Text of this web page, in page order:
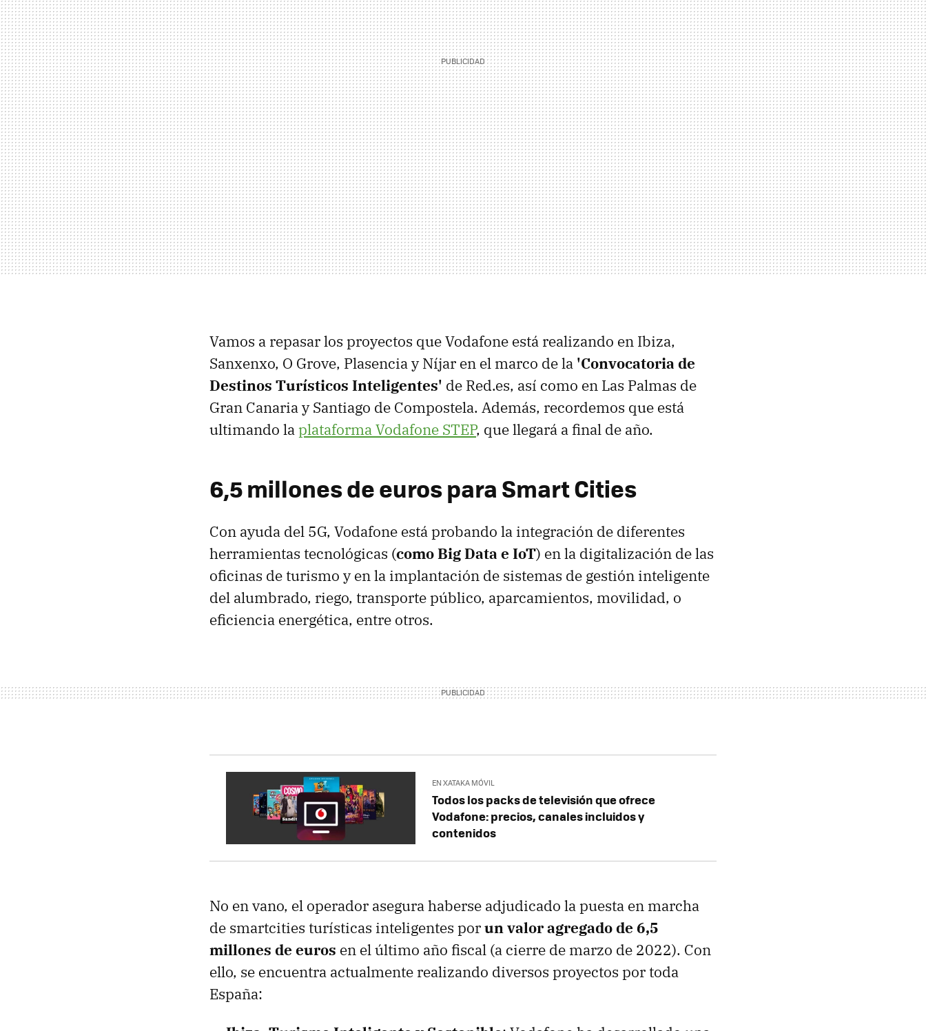
Vamos a repasar los proyectos que Vodafone está realizando en Ibiza,
Sanxenxo, O Grove, Plasencia y Níjar en el marco de la 'Convocatoria de
Destinos Turísticos Inteligentes' de Red.es, así como en Las Palmas de
Gran Canaria y Santiago de Compostela. Además, recordemos que está
ultimando laplataforma Vodafone STEP, que llegará a final de año.
6,5 millones de euros para Smart Cities
Con ayuda del 5G, Vodafone está probando la integración de diferentes
herramientas tecnológicas (como Big Data e IoT) en la digitalización de las
oficinas de turismo y en la implantación de sistemas de gestión inteligente
del alumbrado, riego, transporte público, aparcamientos, movilidad, o
eficiencia energética, entre otros.
EN XATAKA MÓVIL
Todos los packs de televisión que ofrece
Vodafone: precios, canales incluidos y
contenidos
No en vano, el operador asegura haberse adjudicado la puesta en marcha
de smartcities turísticas inteligentes porun valor agregado de 6,5
millones de euros en el último año fiscal (a cierre de marzo de 2022). Con
ello, se encuentra actualmente realizando diversos proyectos por toda
España: